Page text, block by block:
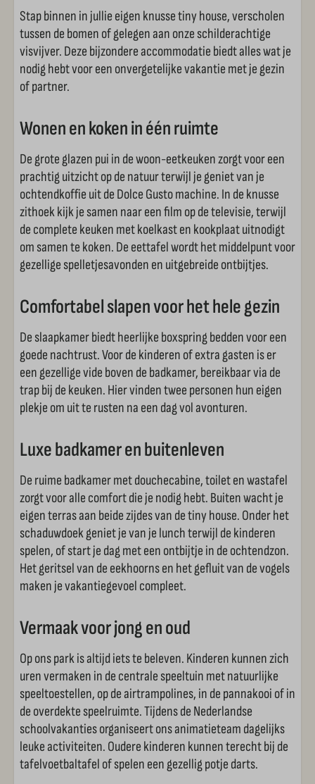
Koelkast
Kookplaat
Waterkoker
Slaapkamer
Boxspring bedden
Vide met één persoons bedden
Kledingkast
Badkamer
Toilet
Toilet in badkamer
Buiten
Schaduwdoek op terras
Terrasmeubilair
Voorzieningen Si-Es-An
Animatieprogramma (vakanties)
Brasserie
Fietsverhuur
Pannakooi
Speeltuin
Broodjesservice
Snack afhaal
Stap binnen in jullie eigen knusse tiny house, verscholen
tussen de bomen of gelegen aan onze schilderachtige
visvijver. Deze bijzondere accommodatie biedt alles wat je
nodig hebt voor een onvergetelijke vakantie met je gezin
of partner.
Wonen en koken in één ruimte
De grote glazen pui in de woon-eetkeuken zorgt voor een
prachtig uitzicht op de natuur terwijl je geniet van je
ochtendkoffie uit de Dolce Gusto machine. In de knusse
zithoek kijk je samen naar een film op de televisie, terwijl
de complete keuken met koelkast en kookplaat uitnodigt
om samen te koken. De eettafel wordt het middelpunt voor
gezellige spelletjesavonden en uitgebreide ontbijtjes.
Comfortabel slapen voor het hele gezin
De slaapkamer biedt heerlijke boxspring bedden voor een
goede nachtrust. Voor de kinderen of extra gasten is er
een gezellige vide boven de badkamer, bereikbaar via de
trap bij de keuken. Hier vinden twee personen hun eigen
plekje om uit te rusten na een dag vol avonturen.
Luxe badkamer en buitenleven
De ruime badkamer met douchecabine, toilet en wastafel
zorgt voor alle comfort die je nodig hebt. Buiten wacht je
eigen terras aan beide zijdes van de tiny house. Onder het
schaduwdoek geniet je van je lunch terwijl de kinderen
spelen, of start je dag met een ontbijtje in de ochtendzon.
Het geritsel van de eekhoorns en het gefluit van de vogels
maken je vakantiegevoel compleet.
Vermaak voor jong en oud
Op ons park is altijd iets te beleven. Kinderen kunnen zich
uren vermaken in de centrale speeltuin met natuurlijke
speeltoestellen, op de airtrampolines, in de pannakooi of in
de overdekte speelruimte. Tijdens de Nederlandse
schoolvakanties organiseert ons animatieteam dagelijks
leuke activiteiten. Oudere kinderen kunnen terecht bij de
tafelvoetbaltafel of spelen een gezellig potje darts.